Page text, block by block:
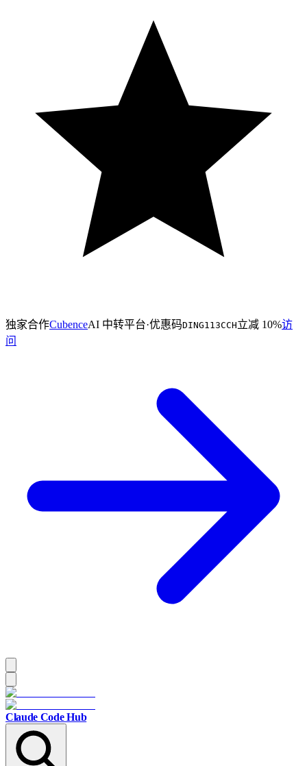
独家合作CubenceAI 中转平台·优惠码DING113CCH立减 10%访
问
Claude Code Hub